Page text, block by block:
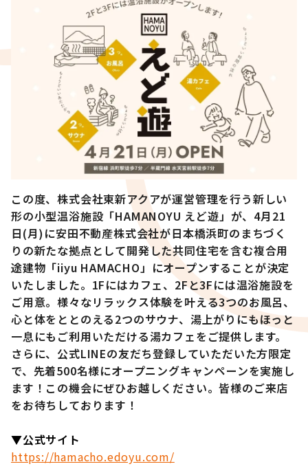
この度、株式会社東新アクアが運営管理を行う新しい
形の小型温浴施設「HAMANOYU えど遊」が、4月21
日(月)に安田不動産株式会社が日本橋浜町のまちづく
りの新たな拠点として開発した共同住宅を含む複合用
途建物「iiyu HAMACHO」にオープンすることが決定
いたしました。1Fにはカフェ、2Fと3Fには温浴施設を
ご用意。様々なリラックス体験を叶える3つのお風呂、
心と体をととのえる2つのサウナ、湯上がりにもほっと
一息にもご利用いただける湯カフェをご提供します。
さらに、公式LINEの友だち登録していただいた方限定
で、先着500名様にオープニングキャンペーンを実施し
ます！この機会にぜひお越しください。皆様のご来店
をお待ちしております！
▼公式サイト
https://hamacho.edoyu.com/